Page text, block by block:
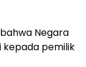
Negara
kepada pemilik